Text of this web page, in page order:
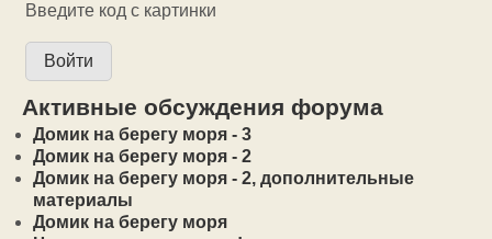
Введите код с картинки
Активные обсуждения форума
Домик на берегу моря - 3
Домик на берегу моря - 2
Домик на берегу моря - 2, дополнительные
материалы
Домик на берегу моря